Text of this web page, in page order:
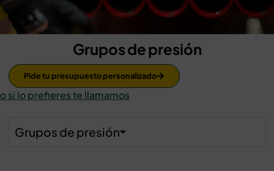
Grupos de presión
Pide tu presupuesto personalizado
o si lo prefieres te llamamos
Grupos de presión